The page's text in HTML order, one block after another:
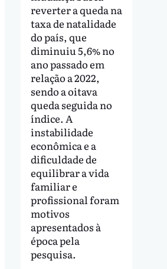
reverter a queda na
taxa de natalidade
do país, que
diminuiu 5,6% no
ano passado em
relação a 2022,
sendo a oitava
queda seguida no
índice. A
instabilidade
econômica e a
dificuldade de
equilibrar a vida
familiar e
profissional foram
motivos
apresentados à
época pela
pesquisa.